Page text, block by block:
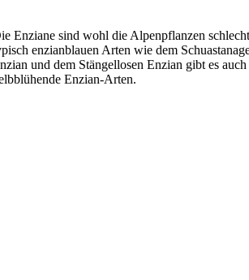
Enziane sind wohl die Alpenpflanzen
enzianblauen Arten wie dem
und dem Stängellosen Enzian gibt es
Enzian-Arten.